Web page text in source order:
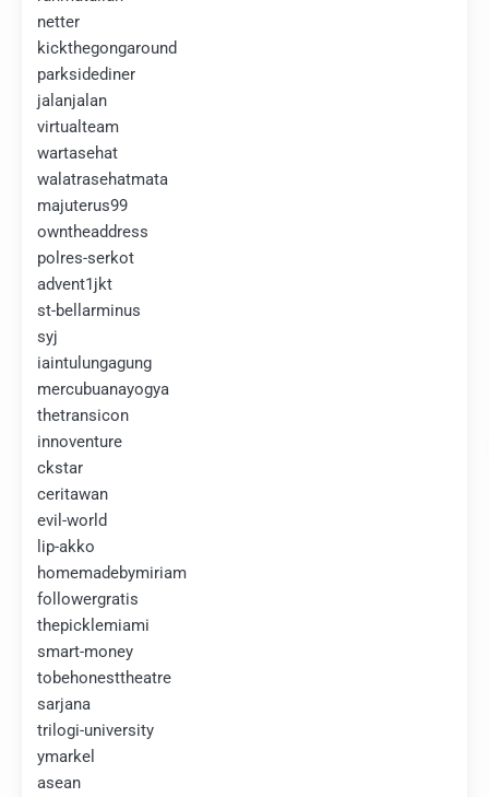
netter
kickthegongaround
parksidediner
jalanjalan
virtualteam
wartasehat
walatrasehatmata
majuterus99
owntheaddress
polres-serkot
advent1jkt
st-bellarminus
syj
iaintulungagung
mercubuanayogya
thetransicon
innoventure
ckstar
ceritawan
evil-world
lip-akko
homemadebymiriam
followergratis
thepicklemiami
smart-money
tobehonesttheatre
sarjana
trilogi-university
ymarkel
asean